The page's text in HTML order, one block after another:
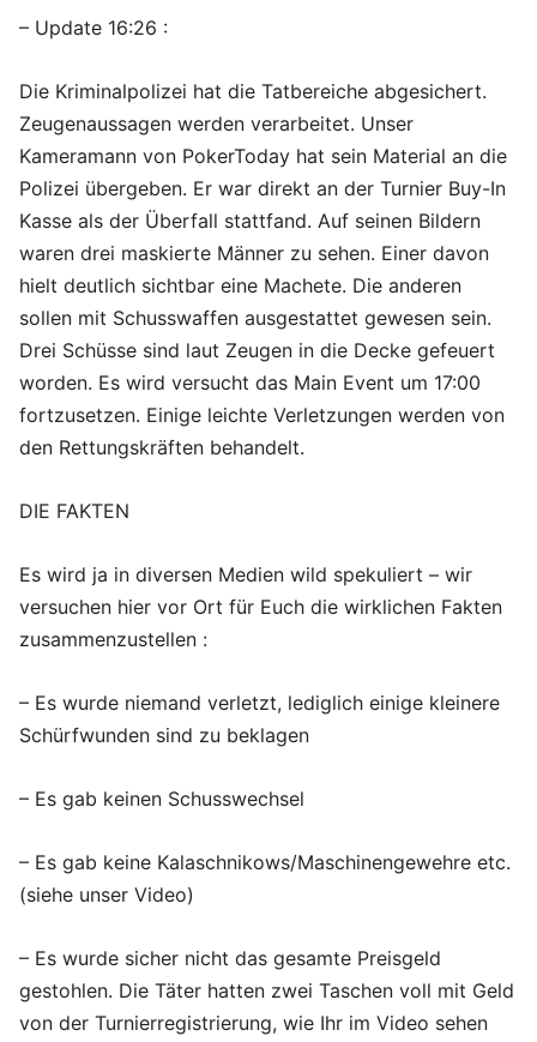
– Update 16:26 :
Die Kriminalpolizei hat die Tatbereiche abgesichert.
Zeugenaussagen werden verarbeitet. Unser
Kameramann von PokerToday hat sein Material an die
Polizei übergeben. Er war direkt an der Turnier Buy-In
Kasse als der Überfall stattfand. Auf seinen Bildern
waren drei maskierte Männer zu sehen. Einer davon
hielt deutlich sichtbar eine Machete. Die anderen
sollen mit Schusswaffen ausgestattet gewesen sein.
Drei Schüsse sind laut Zeugen in die Decke gefeuert
worden. Es wird versucht das Main Event um 17:00
fortzusetzen. Einige leichte Verletzungen werden von
den Rettungskräften behandelt.
DIE FAKTEN
Es wird ja in diversen Medien wild spekuliert – wir
versuchen hier vor Ort für Euch die wirklichen Fakten
zusammenzustellen :
– Es wurde niemand verletzt, lediglich einige kleinere
Schürfwunden sind zu beklagen
– Es gab keinen Schusswechsel
– Es gab keine Kalaschnikows/Maschinengewehre etc.
(siehe unser Video)
– Es wurde sicher nicht das gesamte Preisgeld
gestohlen. Die Täter hatten zwei Taschen voll mit Geld
von der Turnierregistrierung, wie Ihr im Video sehen